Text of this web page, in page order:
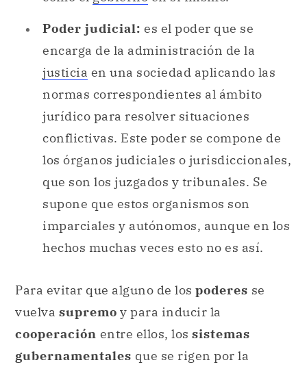
Poder judicial: es el poder que se
encarga de la administración de la
justicia en una sociedad aplicando las
normas correspondientes al ámbito
jurídico para resolver situaciones
conflictivas. Este poder se compone de
los órganos judiciales o jurisdiccionales,
que son los juzgados y tribunales. Se
supone que estos organismos son
imparciales y autónomos, aunque en los
hechos muchas veces esto no es así.
Para evitar que alguno de los poderes se
vuelva supremo y para inducir la
cooperación entre ellos, los sistemas
gubernamentales que se rigen por la